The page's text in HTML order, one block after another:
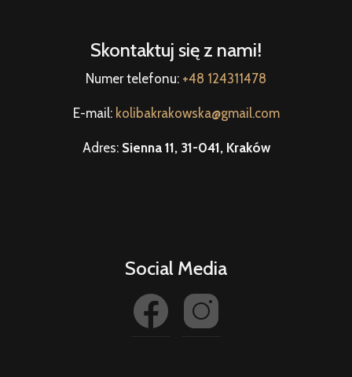
Skontaktuj się z nami!
Numer telefonu: +48 124311478
E-mail: kolibakrakowska@gmail.com
Adres: Sienna 11, 31-041, Kraków
Social Media